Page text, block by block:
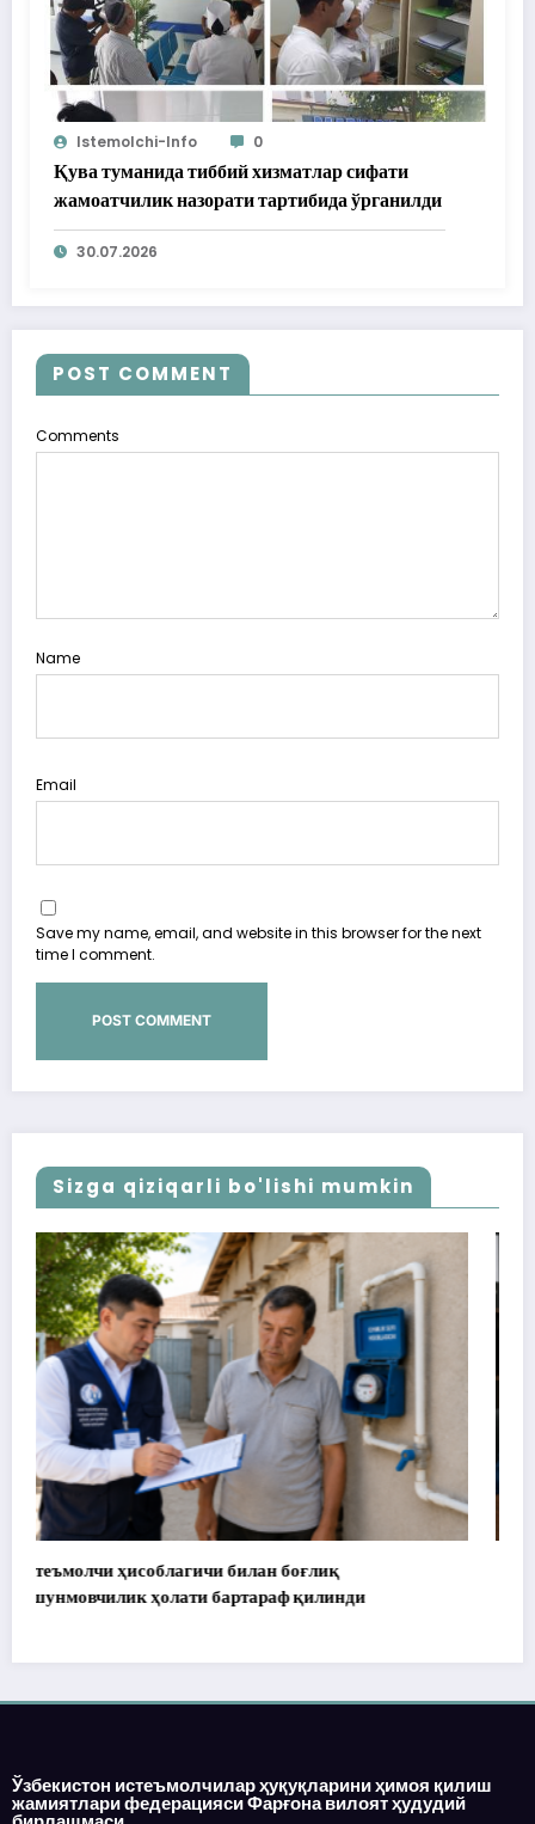
Istemolchi-Info 0
Қува туманида тиббий хизматлар сифати
жамоатчилик назорати тартибида ўрганилди
30.07.2026
POST COMMENT
Comments
Name
Email
Save my name, email, and website in this browser for the next
time I comment.
Sizga qiziqarli bo'lishi mumkin
172 миллион сўм тўланди, аммо уй топширилмади…
жамиятлари федерацияси Фарғона вилоят ҳудудий
бирлашмаси